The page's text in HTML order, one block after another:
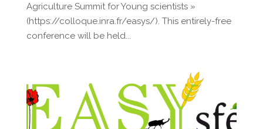
Agriculture Summit for Young scientists »
(https://colloque.inra.fr/easys/). This entirely-free
conference will be held...